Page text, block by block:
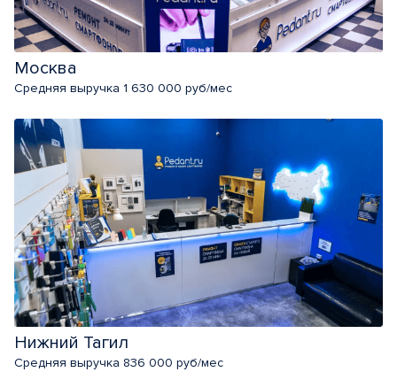
Москва
Средняя выручка 1 630 000 руб/мес
Нижний Тагил
Средняя выручка 836 000 руб/мес